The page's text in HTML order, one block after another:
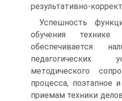
результативно-
Успешность
обучения
обеспечивается
педагогических
методического
процесса, поэтапное
приемам техники